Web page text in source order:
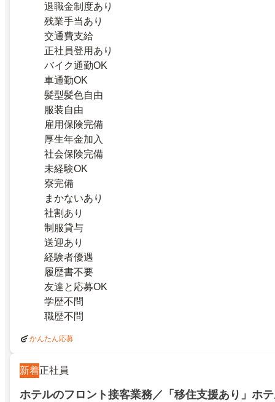
退職金制度あり
残業手当あり
交通費支給
正社員登用あり
バイク通勤OK
車通勤OK
髪型髪色自由
服装自由
雇用保険完備
厚生年金加入
社会保険完備
未経験OK
寮完備
まかないあり
社割あり
制服貸与
送迎あり
経験者優遇
履歴書不要
友達と応募OK
学歴不問
職歴不問
かんたん応募
新着正社員
ホテルのフロント接客業務／「移住支援あり」ホ